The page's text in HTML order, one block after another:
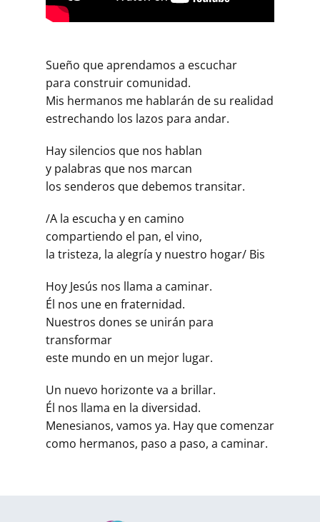
Sueño que aprendamos a escuchar
para construir comunidad.
Mis hermanos me hablarán de su realidad
estrechando los lazos para andar.
Hay silencios que nos hablan
y palabras que nos marcan
los senderos que debemos transitar.
/A la escucha y en camino
compartiendo el pan, el vino,
la tristeza, la alegría y nuestro hogar/ Bis
Hoy Jesús nos llama a caminar.
Él nos une en fraternidad.
Nuestros dones se unirán para
transformar
este mundo en un mejor lugar.
Un nuevo horizonte va a brillar.
Él nos llama en la diversidad.
Menesianos, vamos ya. Hay que comenzar
como hermanos, paso a paso, a caminar.